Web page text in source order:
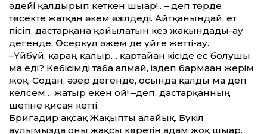
әдейі қалдырып кеткен шығар!.. – деп төрде
төсекте жатқан әкем әзілдеді. Айтқанындай, ет
пісіп, дастарқанға қойылатын кез жақындады-ау
дегенде, Өсеркүл әжем де үйге жетті-ау.
–Үйбүй, қараң қалғыр… қартайған кісіде ес болушы
ма еді? Кебісімді таба алмай, іздеп бармаған жерім
жоқ. Содан, әзер дегенде, осында қалды ма деп
келсем… жатыр екен ғой! –деп, дастарқанның
шетіне қисая кетті.
Бригадир ақсақ Жақыпты алайық. Бүкіл
аулымызда оны жақсы көретін адам жоқ шығар.